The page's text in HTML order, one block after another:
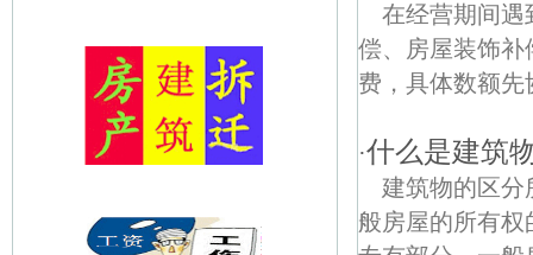
在经营期间遇
偿、房屋装饰补
费，具体数额
·什么是建筑
建筑物的区
般房屋的所有